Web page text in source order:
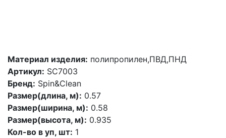
Материал изделия: полипропилен,ПВД,ПНД
Артикул: SC7003
Бренд: Spin&Clean
Размер(длина, м): 0.57
Размер(ширина, м): 0.58
Размер(высота, м): 0.935
Кол-во в уп, шт: 1